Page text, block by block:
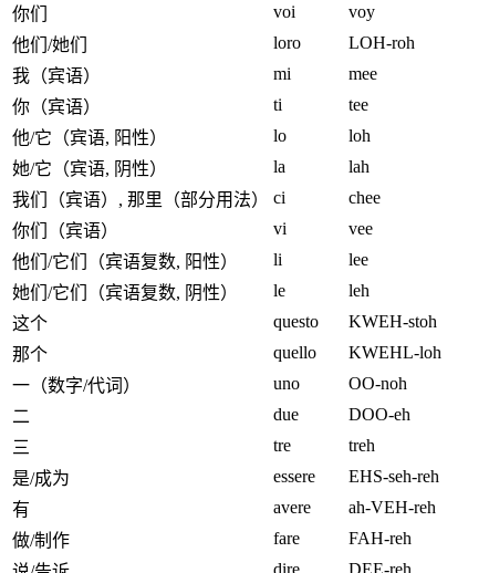
你们
voi voy
他们/她们
loro LOH-roh
我（宾语）
mi mee
你（宾语）
ti tee
他/它（宾语, 阳性）
lo loh
她/它（宾语, 阴性）
la lah
我们（宾语）, 那里（部分用法）
ci chee
你们（宾语）
vi vee
他们/它们（宾语复数, 阳性）
li lee
她们/它们（宾语复数, 阴性）
le leh
这个
questo KWEH-stoh
那个
quello KWEHL-loh
一（数字/代词）
uno OO-noh
二
due DOO-eh
三
tre treh
是/成为
essere EHS-seh-reh
有
avere ah-VEH-reh
做/制作
fare FAH-reh
dire DEE-reh